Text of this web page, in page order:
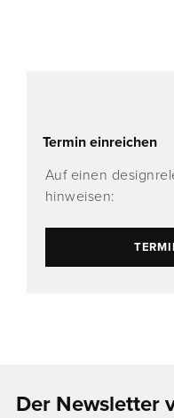
Termin einreichen
Auf einen
hinweisen:
Der Newsletter